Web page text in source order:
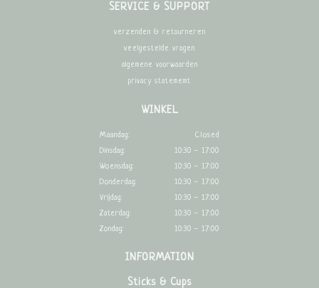
SERVICE & SUPPORT
verzenden & retourneren
veelgestelde vragen
algemene voorwaarden
privacy statememt
WINKEL
Maandag:
Closed
Dinsdag:
10:30 - 17:00
Woensdag:
10:30 - 17:00
Donderdag:
10:30 - 17:00
Vrijdag:
10:30 - 17:00
Zaterdag:
10:30 - 17:00
Zondag:
10:30 - 17:00
INFORMATION
Sticks & Cups